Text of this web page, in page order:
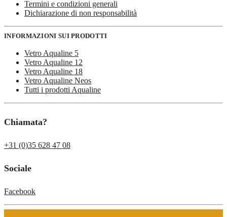
Termini e condizioni generali
Dichiarazione di non responsabilità
INFORMAZIONI SUI PRODOTTI
Vetro Aqualine 5
Vetro Aqualine 12
Vetro Aqualine 18
Vetro Aqualine Neos
Tutti i prodotti Aqualine
Chiamata?
+31 (0)35 628 47 08
Sociale
Facebook